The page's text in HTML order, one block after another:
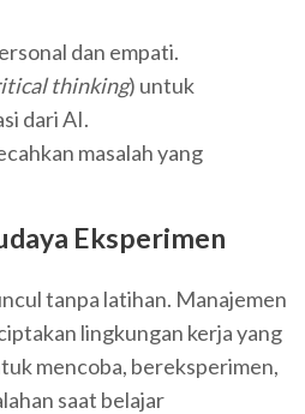
dan empati.
thinking) untuk
dari AI.
masalah yang
Eksperimen
tanpa latihan. Manajemen
lingkungan kerja yang
mencoba, bereksperimen,
saat belajar